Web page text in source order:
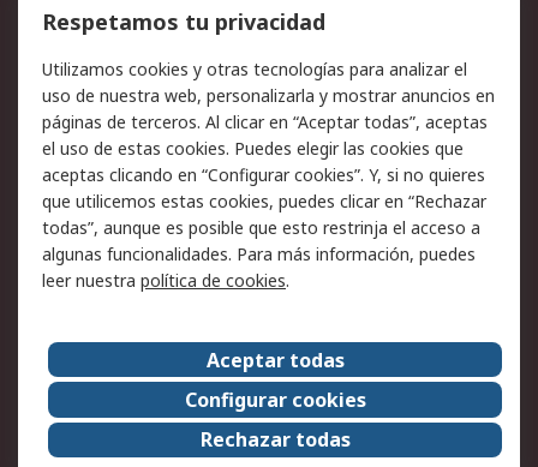
Cómo realizar pedidos
Devoluciones
Facturación y pago
Ofertas
Soporte técnico
Legal
Aviso legal
Política de privacidad -
Actualizada
Política sobre cookies
Seguridad de emails
Certificaciones de
Condiciones de venta
Acerca de RS
Acerca de RS
RS Group
RS en el mundo
Sala de prensa
Respetamos tu privacidad
Utilizamos cookies y otras tecnologías para analizar el
uso de nuestra web, personalizarla y mostrar anuncios en
páginas de terceros. Al clicar en “Aceptar todas”, aceptas
el uso de estas cookies. Puedes elegir las cookies que
aceptas clicando en “Configurar cookies”. Y, si no quieres
que utilicemos estas cookies, puedes clicar en “Rechazar
todas”, aunque es posible que esto restrinja el acceso a
algunas funcionalidades. Para más información, puedes
leer nuestra política de cookies.
Aceptar todas
Configurar cookies
Rechazar todas